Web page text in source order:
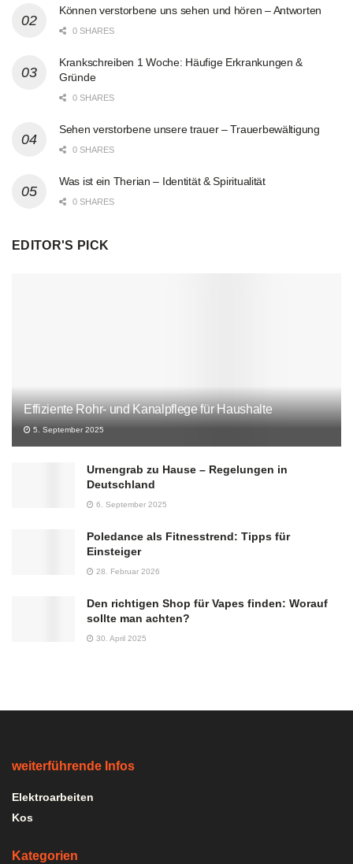
Können verstorbene uns sehen und hören – Antworten
0 SHARES
Krankschreiben 1 Woche: Häufige Erkrankungen &
Gründe
0 SHARES
Sehen verstorbene unsere trauer – Trauerbewältigung
0 SHARES
Was ist ein Therian – Identität & Spiritualität
0 SHARES
EDITOR'S PICK
Effiziente Rohr- und Kanalpflege für Haushalte
5. September 2025
Urnengrab zu Hause – Regelungen in
Deutschland
6. September 2025
Poledance als Fitnesstrend: Tipps für
Einsteiger
28. Februar 2026
Den richtigen Shop für Vapes finden: Worauf
sollte man achten?
30. April 2025
weiterführende Infos
Elektroarbeiten
Kos
Kategorien